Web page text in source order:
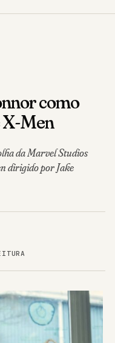
como
X-Men
da Marvel Studios
dirigido por Jake